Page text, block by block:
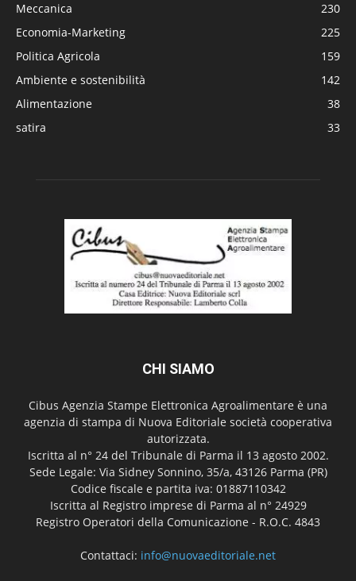
Meccanica
230
Economia-Marketing
225
Politica Agricola
159
Ambiente e sostenibilità
142
Alimentazione
38
satira
33
CHI SIAMO
Cibus Agenzia Stampe Elettronica Agroalimentare è una
agenzia di stampa di Nuova Editoriale società cooperativa
autorizzata.
Iscritta al n° 24 del Tribunale di Parma il 13 agosto 2002.
Sede Legale: Via Sidney Sonnino, 35/a, 43126 Parma (PR)
Codice fiscale e partita iva: 01887110342
Iscritta al Registro imprese di Parma al n° 24929
Registro Operatori della Comunicazione - R.O.C. 4843
Contattaci: info@nuovaeditoriale.net